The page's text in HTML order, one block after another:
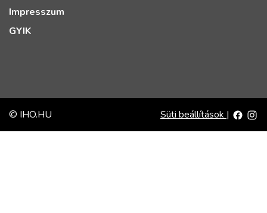
Impresszum
GYIK
© IHO.HU Süti beállítások |